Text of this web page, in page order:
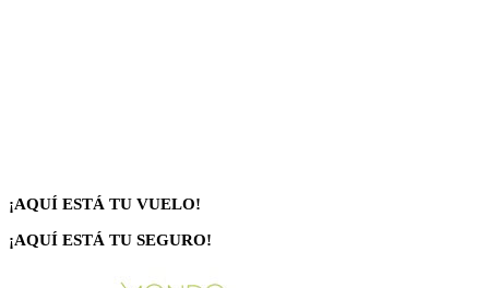
¡AQUÍ ESTÁ TU VUELO!
¡AQUÍ ESTÁ TU SEGURO!